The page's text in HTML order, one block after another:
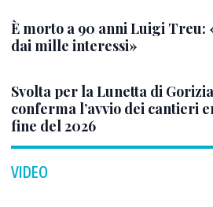
È morto a 90 anni Luigi Treu:
dai mille interessi»
Svolta per la Lunetta di
conferma l’avvio dei cantieri
fine del 2026
VIDEO